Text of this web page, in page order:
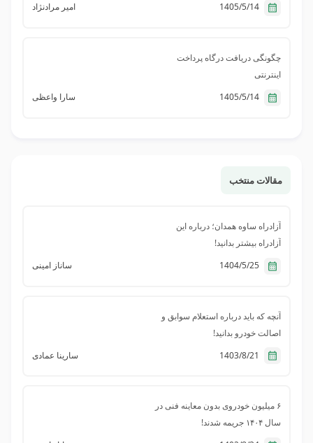
امیر مرادنژاد
چگونگی دریافت درگاه پرداخت
اینترنتی
سارا واعظی
مقالات منتخب
آزادراه ساوه همدان؛ درباره این
آزادراه بیشتر بدانید!
ساناز امینی
آنچه که باید درباره استعلام سوابق و
اصالت خودرو بدانید!
سارینا عمادی
۶ میلیون خودروی بدون معاینه فنی در
سال ۱۴۰۴ جریمه شدند!